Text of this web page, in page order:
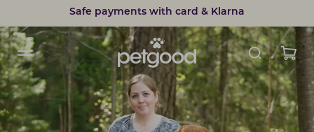
15% discount on subscriptions